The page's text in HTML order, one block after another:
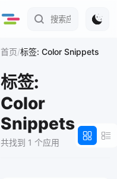
首页/标签: Color Snippets
标签:
Color
Snippets
共找到 1 个应用